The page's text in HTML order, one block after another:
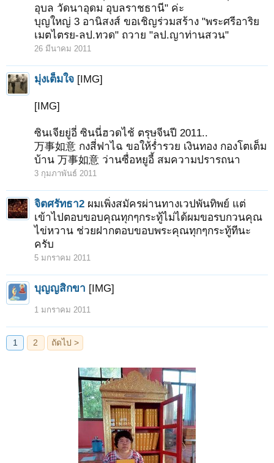
อุบล วัดนาอุดม อุบลราชธานี" ค่ะ
บุญใหญ่ 3 อานิสงส์ ขอเชิญร่วมสร้าง "พระศรีอาริย
เมตไตรย-ลป.ทวด" ถวาย "ลป.ญาท่านสวน"
26 มีนาคม 2011
มุ่งเต็มใจ [IMG]
[IMG]
ซินเจียยู่อี่ ซินนี่ฮวดไช้ ตรุษจีนปี 2011..
万事如意 กงสี่ฟาไฉ ขอให้ร่ำรวย เงินทอง กองโตเต็ม
บ้าน 万事如意 ว่านซื่อหยูอี้ สมความปรารถนา
3 กุมภาพันธ์ 2011
จิตศรัทธา2 ผมเพิ่งสมัครผ่านทางเวปพันทิพย์ แต่
เข้าไปตอบขอบคุณทุกๆกระทู้ไม่ได้ผมขอรบกวนคุณ
ไข่หวาน ช่วยฝากตอบขอบพระคุณทุกๆกระทู้ทีนะ
ครับ
5 มกราคม 2011
บุญญสิกขา [IMG]
1 มกราคม 2011